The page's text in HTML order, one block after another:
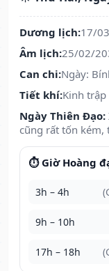
Dương lịch:17/
Âm lịch:25/02/
Can chi:Ngày:
Tiết khí:Kinh trập
Ngày Thiên Đạo:
cũng rất tốn kém,
⏱️ Giờ Hoàng
3h – 4h
9h – 10h
17h – 18h